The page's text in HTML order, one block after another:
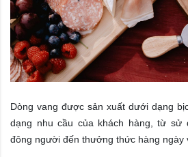
Dòng vang được sản xuất dưới dạng
dạng nhu cầu của khách hàng, từ sử
đông người đến thưởng thức hàng ngày